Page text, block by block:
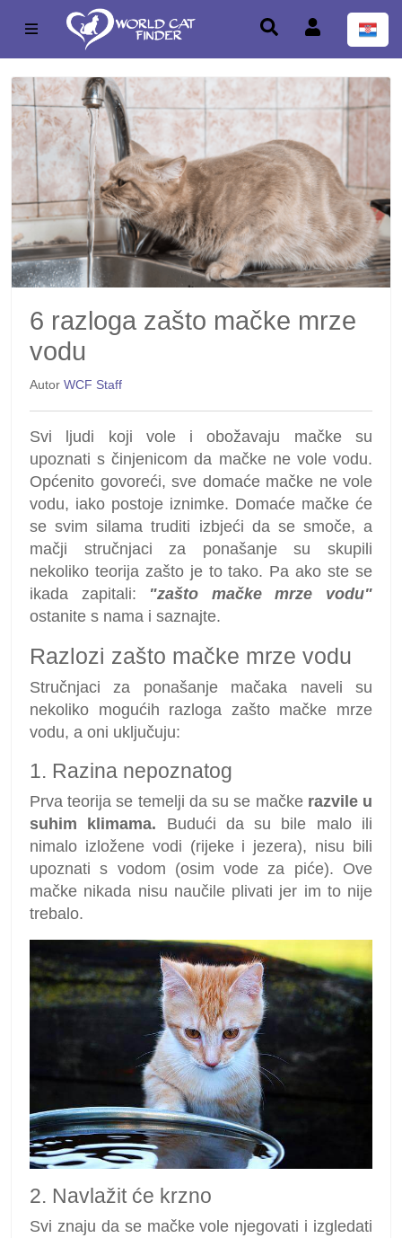
6 razloga zašto mačke mrze
vodu
Autor WCF Staff
Svi ljudi koji vole i obožavaju mačke su
upoznati s činjenicom da mačke ne vole vodu.
Općenito govoreći, sve domaće mačke ne vole
vodu, iako postoje iznimke. Domaće mačke će
se svim silama truditi izbjeći da se smoče, a
mačji stručnjaci za ponašanje su skupili
nekoliko teorija zašto je to tako. Pa ako ste se
ikada zapitali: "zašto mačke mrze vodu"
ostanite s nama i saznajte.
Razlozi zašto mačke mrze vodu
Stručnjaci za ponašanje mačaka naveli su
nekoliko mogućih razloga zašto mačke mrze
vodu, a oni uključuju:
1. Razina nepoznatog
Prva teorija se temelji da su se mačke razvile u
suhim klimama. Budući da su bile malo ili
nimalo izložene vodi (rijeke i jezera), nisu bili
upoznati s vodom (osim vode za piće). Ove
mačke nikada nisu naučile plivati ​​jer im to nije
trebalo.
2. Navlažit će krzno
Svi znaju da se mačke vole njegovati i izgledati